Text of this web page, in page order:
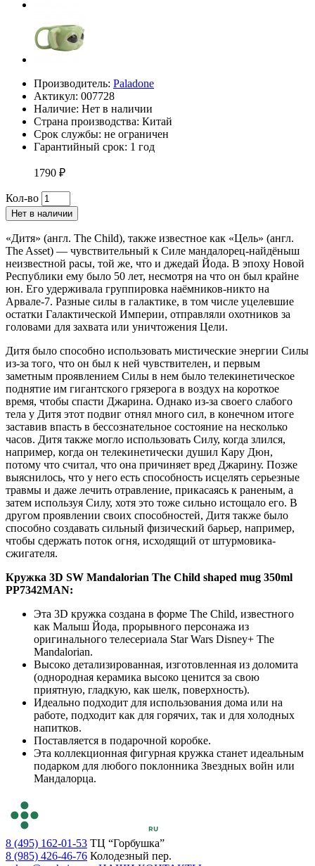
Производитель: Paladone
Актикул: 007728
Наличие: Нет в наличии
Страна производства: Китай
Срок службы: не ограничен
Гарантийный срок: 1 год
1790 ₽
Кол-во
Нет в наличии
«Дитя» (англ. The Child), также известное как «Цель» (англ.
The Asset) — чувствительный к Силе мандалорец-найдёныш
неизвестной расы, той же, что и джедай Йода. В эпоху Новой
Республики ему было 50 лет, несмотря на что он был крайне
юн. Его удерживала группировка наёмников-никто на
Арвале-7. Разные силы в галактике, в том числе уцелевшие
остатки Галактической Империи, отправляли охотников за
головами для захвата или уничтожения Цели.
Дитя было способно использовать мистические энергии Силы
из-за того, что он был к ней чувствителен, и первым
заметным проявлением Силы в нем было телекинетическое
поднятие им гигантского грязерога в воздух на короткое
время, чтобы спасти Джарина. Однако из-за своего слабого
тела у Дитя этот подвиг отнял много сил, в конечном итоге
заставив впасть в бессознательное состояние на несколько
часов. Дитя также могло использовать Силу, когда злился,
например, когда он телекинетически душил Кару Дюн,
потому что считал, что она причиняет вред Джарину. Позже
выяснилось, что у него есть способность исцелять серьезные
травмы и даже лечить отравление, прикасаясь к раненым, а
затем используя Силу, хотя это тоже сильно истощало его. В
другом проявлении своих способностей, Дитя также было
способно создавать сильный физический барьер, например,
чтобы сдержать поток огня, исходящий от штурмовика-
сжигателя.
Кружка 3D SW Mandalorian The Child shaped mug 350ml
PP7342MAN:
Эта 3D кружка создана в форме The Child, известного
как Малыш Йода, прорывного персонажа из
оригинального телесериала Star Wars Disney+ The
Mandalorian.
Высоко детализированная, изготовленная из доломита
(однородная керамика высоко ценится за свою
приятную, гладкую, как шелк, поверхность).
Идеально подходит для использования дома или на
работе, подходит как для горячих, так и для холодных
напитков.
Поставляется в подарочной коробке.
Эта коллекционная фигурная кружка станет идеальным
подарком для любого поклонника Звездных войн или
Мандалорца.
8 (495) 162-01-53 ТЦ “Горбушка”
8 (985) 426-46-76 Колодезный пер.